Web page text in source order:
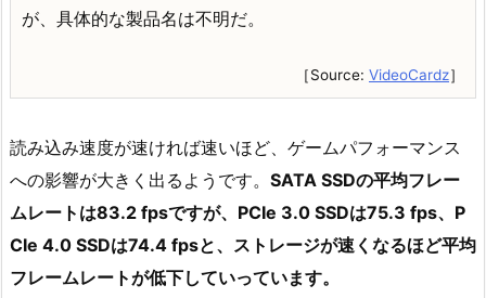
が、具体的な製品名は不明だ。
［Source: VideoCardz］
読み込み速度が速ければ速いほど、ゲームパフォーマンス
への影響が大きく出るようです。 SATA SSDの平均フレー
ムレートは83.2 fpsですが、PCIe 3.0 SSDは75.3 fps、P
CIe 4.0 SSDは74.4 fpsと、ストレージが速くなるほど平均
フレームレートが低下していっています。